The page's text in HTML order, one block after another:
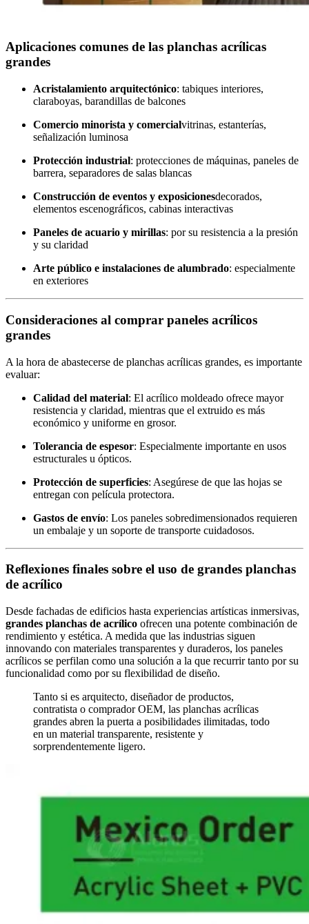
Aplicaciones comunes de las planchas acrílicas
grandes
Acristalamiento arquitectónico: tabiques interiores,
claraboyas, barandillas de balcones
Comercio minorista y comercialvitrinas, estanterías,
señalización luminosa
Protección industrial: protecciones de máquinas, paneles de
barrera, separadores de salas blancas
Construcción de eventos y exposicionesdecorados,
elementos escenográficos, cabinas interactivas
Paneles de acuario y mirillas: por su resistencia a la presión
y su claridad
Arte público e instalaciones de alumbrado: especialmente
en exteriores
Consideraciones al comprar paneles acrílicos
grandes
A la hora de abastecerse de planchas acrílicas grandes, es importante
evaluar:
Calidad del material: El acrílico moldeado ofrece mayor
resistencia y claridad, mientras que el extruido es más
económico y uniforme en grosor.
Tolerancia de espesor: Especialmente importante en usos
estructurales u ópticos.
Protección de superficies: Asegúrese de que las hojas se
entregan con película protectora.
Gastos de envío: Los paneles sobredimensionados requieren
un embalaje y un soporte de transporte cuidadosos.
Reflexiones finales sobre el uso de grandes planchas
de acrílico
Desde fachadas de edificios hasta experiencias artísticas inmersivas,
grandes planchas de acrílico ofrecen una potente combinación de
rendimiento y estética. A medida que las industrias siguen
innovando con materiales transparentes y duraderos, los paneles
acrílicos se perfilan como una solución a la que recurrir tanto por su
funcionalidad como por su flexibilidad de diseño.
Tanto si es arquitecto, diseñador de productos,
contratista o comprador OEM, las planchas acrílicas
grandes abren la puerta a posibilidades ilimitadas, todo
en un material transparente, resistente y
sorprendentemente ligero.